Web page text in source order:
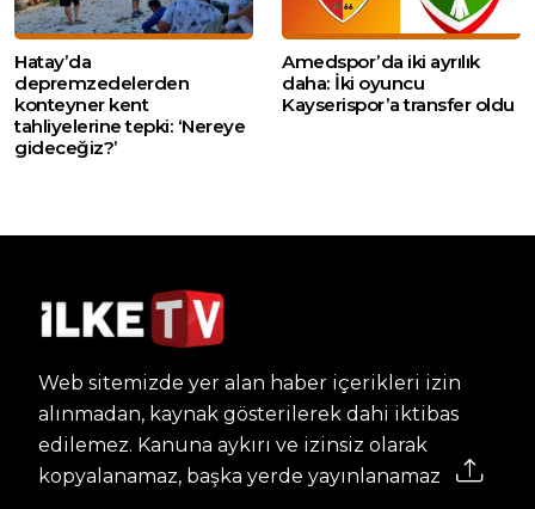
Hatay’da
depremzedelerden
konteyner kent
tahliyelerine tepki: ‘Nereye
gideceğiz?’
Amedspor’da iki ayrılık
daha: İki oyuncu
Kayserispor’a transfer oldu
Web sitemizde yer alan haber içerikleri izin
alınmadan, kaynak gösterilerek dahi iktibas
edilemez. Kanuna aykırı ve izinsiz olarak
kopyalanamaz, başka yerde yayınlanamaz.